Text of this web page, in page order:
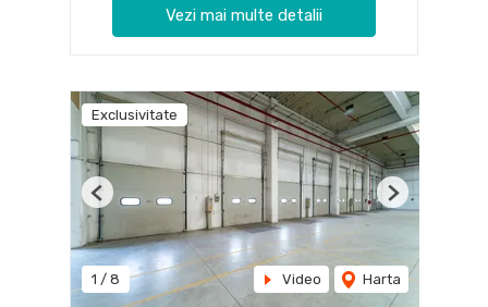
Vezi mai multe detalii
Exclusivitate
1 / 8 Video Harta
Previous Next